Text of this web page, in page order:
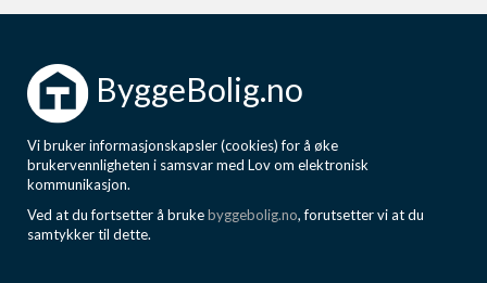
ByggeBolig.no
Vi bruker informasjonskapsler (cookies) for å øke
brukervennligheten i samsvar med Lov om elektronisk
kommunikasjon.
Ved at du fortsetter å brukebyggebolig.no, forutsetter vi at du
samtykker til dette.